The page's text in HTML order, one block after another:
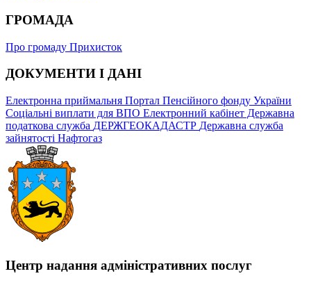
ГРОМАДА
Про громаду Прихисток
ДОКУМЕНТИ І ДАНІ
Електронна приймальня Портал Пенсійного фонду України
Соціальні виплати для ВПО Електронний кабінет Державна
податкова служба ДЕРЖГЕОКАДАСТР Державна служба
зайнятості Нафтогаз
Центр надання адміністративних послуг